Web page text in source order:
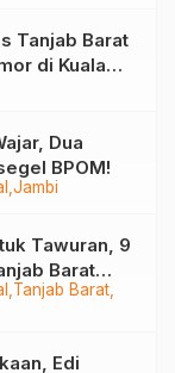
Tanjab Barat
di Kuala
Jambi
Dua
BPOM!
Tanjab Barat
Tawuran, 9
Barat
Edi